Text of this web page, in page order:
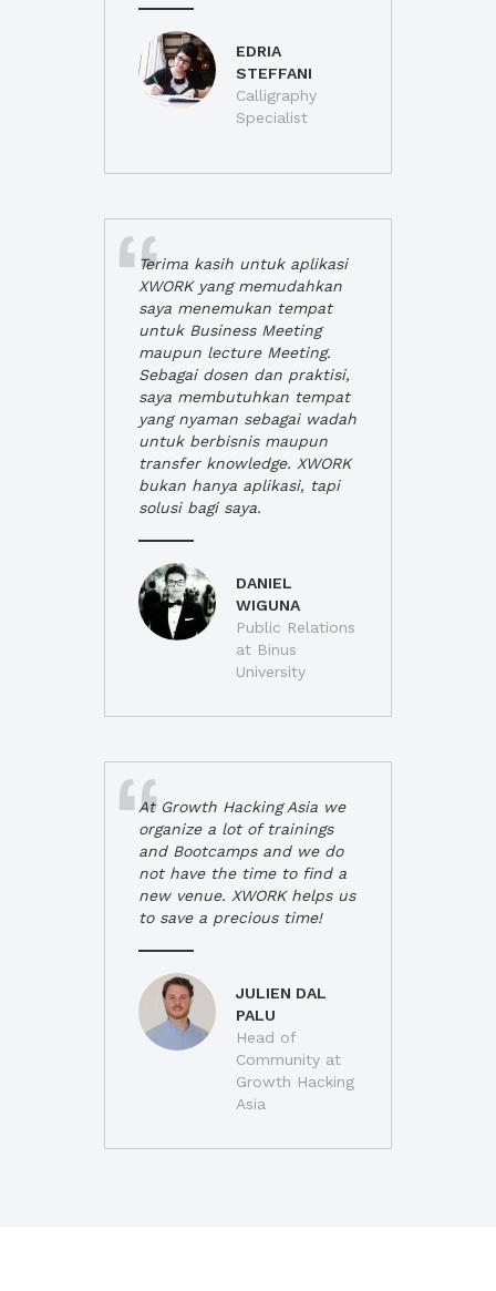
EDRIA
STEFFANI
Calligraphy
Specialist
Terima kasih untuk aplikasi
XWORK yang memudahkan
saya menemukan tempat
untuk Business Meeting
maupun lecture Meeting.
Sebagai dosen dan praktisi,
saya membutuhkan tempat
yang nyaman sebagai wadah
untuk berbisnis maupun
transfer knowledge. XWORK
bukan hanya aplikasi, tapi
solusi bagi saya.
DANIEL
WIGUNA
Public Relations
at Binus
University
At Growth Hacking Asia we
organize a lot of trainings
and Bootcamps and we do
not have the time to find a
new venue. XWORK helps us
to save a precious time!
JULIEN DAL
PALU
Head of
Community at
Growth Hacking
Asia